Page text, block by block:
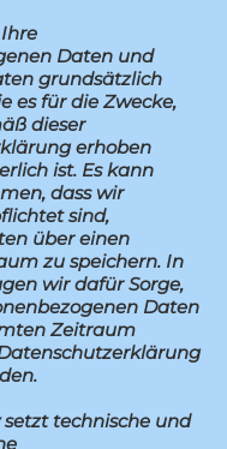
Daten und
grundsätzlich
es für die Zwecke,
dieser
erhoben
ist. Es kann
dass wir
sind,
über einen
zu speichern. In
wir dafür Sorge,
Daten
Zeitraum
technische und